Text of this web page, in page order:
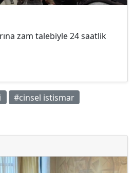
zam talebiyle 24 saatlik
#cinsel istismar